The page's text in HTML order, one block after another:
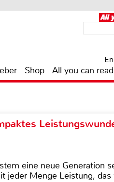
Shop All you can read
eine neue Generation
jeder Menge Leistung,